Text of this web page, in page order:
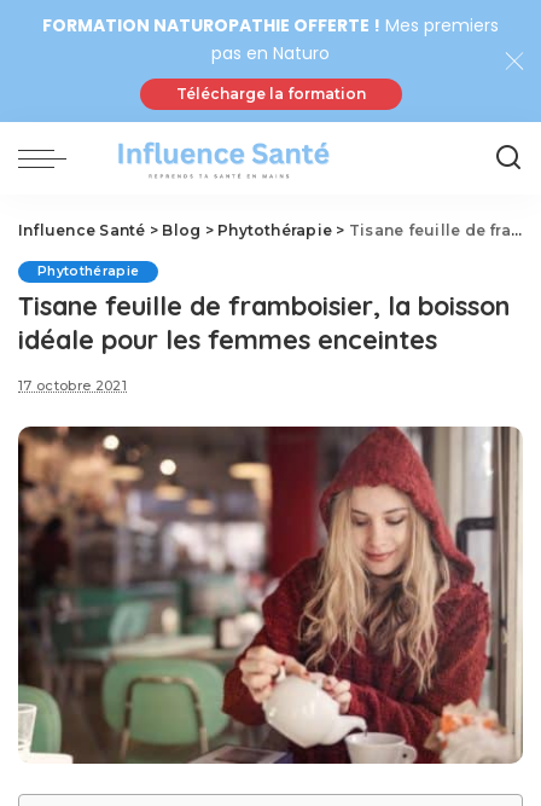
FORMATION NATUROPATHIE OFFERTE ! Mes premiers
pas en Naturo
Télécharge la formation
Influence Santé > Blog > Phytothérapie > Tisane feuille de framboisier, la boisson idéale pour les femmes enceintes
Phytothérapie
Tisane feuille de framboisier, la boisson
idéale pour les femmes enceintes
17 octobre 2021